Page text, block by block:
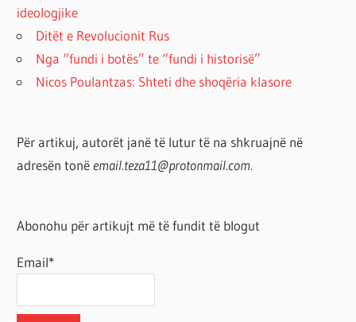
ideologjike
Ditët e Revolucionit Rus
Nga “fundi i botës” te “fundi i historisë”
Nicos Poulantzas: Shteti dhe shoqëria klasore
Për artikuj, autorët janë të lutur të na shkruajnë në
adresën tonë email.teza11@protonmail.com.
Abonohu për artikujt më të fundit të blogut
Email*